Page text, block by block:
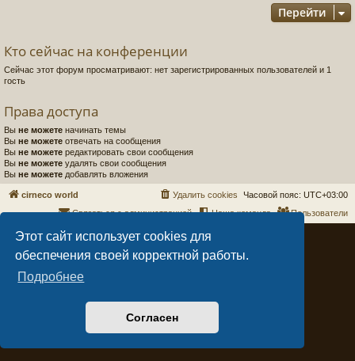
Этот сайт использует cookies для
обеспечения своей корректной работы.
Подробнее
Согласен
Перейти
Кто сейчас на конференции
Сейчас этот форум просматривают: нет зарегистрированных пользователей и 1
гость
Права доступа
Вы не можете начинать темы
Вы не можете отвечать на сообщения
Вы не можете редактировать свои сообщения
Вы не можете удалять свои сообщения
Вы не можете добавлять вложения
cirneco world Часовой пояс: UTC+03:00
Удалить cookies
Пользователи
Наша команда
Связаться с администрацией
Создано на основе phpBB® Forum Software © phpBB Limited
StyleArty- Обновить phpBB 3.2 MrGaby